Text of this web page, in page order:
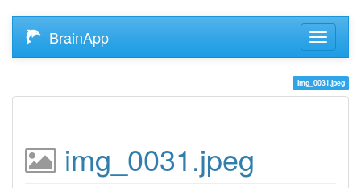
BrainApp
img_0031.jpeg
img_0031.jpeg